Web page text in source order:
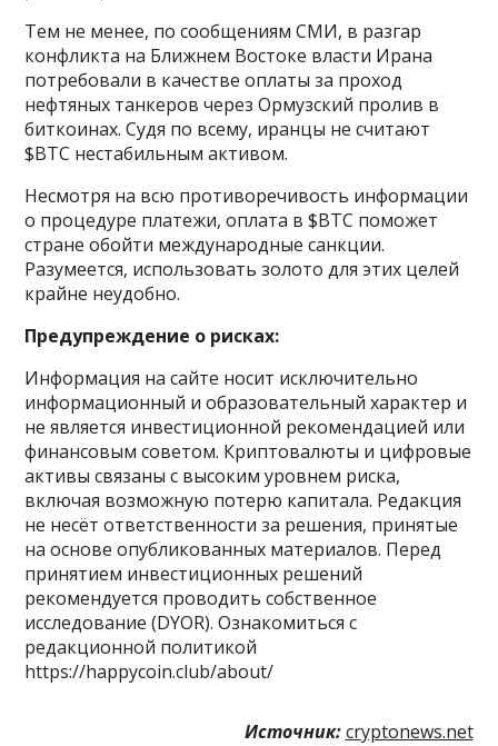
Тем не менее, по сообщениям СМИ, в разгар
конфликта на Ближнем Востоке власти Ирана
потребовали в качестве оплаты за проход
нефтяных танкеров через Ормузский пролив в
биткоинах. Судя по всему, иранцы не считают
$BTC нестабильным активом.
Несмотря на всю противоречивость информации
о процедуре платежи, оплата в $BTC поможет
стране обойти международные санкции.
Разумеется, использовать золото для этих целей
крайне неудобно.
Предупреждение о рисках:
Информация на сайте носит исключительно
информационный и образовательный характер и
не является инвестиционной рекомендацией или
финансовым советом. Криптовалюты и цифровые
активы связаны с высоким уровнем риска,
включая возможную потерю капитала. Редакция
не несёт ответственности за решения, принятые
на основе опубликованных материалов. Перед
принятием инвестиционных решений
рекомендуется проводить собственное
исследование (DYOR). Ознакомиться с
редакционной политикой
https://happycoin.club/about/
Источник: cryptonews.net